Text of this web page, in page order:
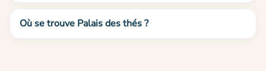
Où se trouve Palais des thés ?